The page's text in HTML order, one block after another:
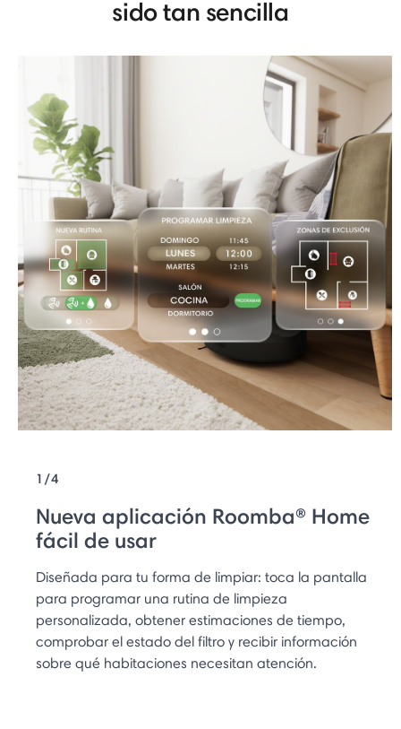
sido tan sencilla
1/4
Nueva aplicación Roomba® Home
fácil de usar
Diseñada para tu forma de limpiar: toca la pantalla
para programar una rutina de limpieza
personalizada, obtener estimaciones de tiempo,
comprobar el estado del filtro y recibir información
sobre qué habitaciones necesitan atención.